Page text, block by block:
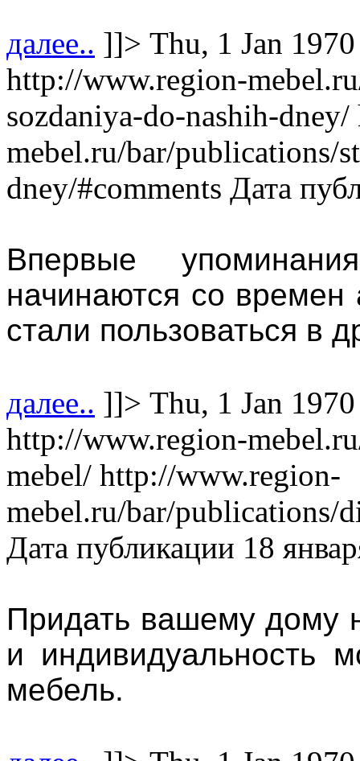
далее.. ]]> Thu, 1 Jan
http://www.region-
sozdaniya-do-nashih-dney/
mebel.ru/bar/publications/
dney/#comments Дата
Впервые
начинаются со
стали пользоваться в
далее.. ]]> Thu, 1 Jan
http://www.region-
mebel/ http://www.region-
mebel.ru/bar/publications/
Дата публикации 18
Придать вашему дому
и индивидуальность
мебель.